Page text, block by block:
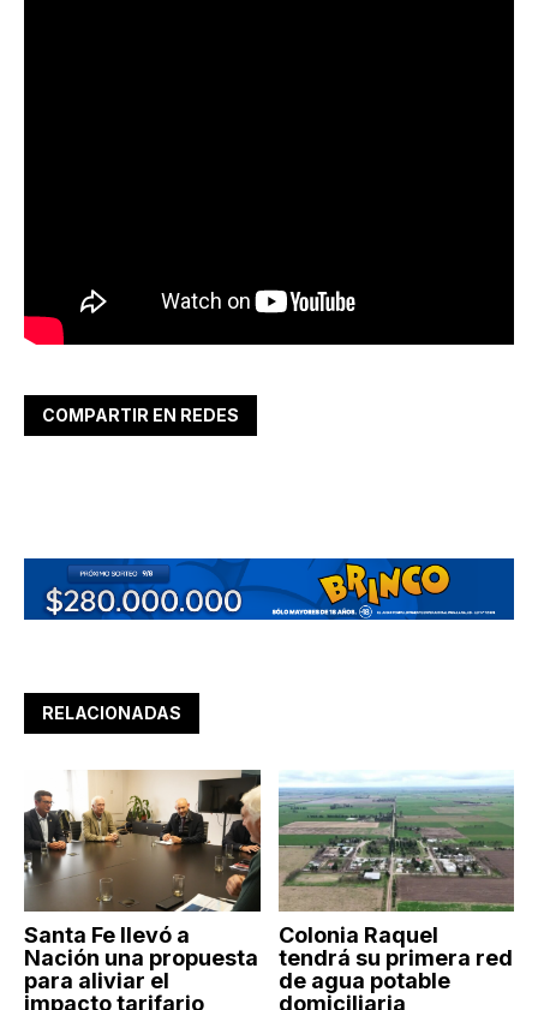
COMPARTIR EN REDES
RELACIONADAS
Santa Fe llevó a
Nación una propuesta
para aliviar el
impacto tarifario
Colonia Raquel
tendrá su primera red
de agua potable
domiciliaria